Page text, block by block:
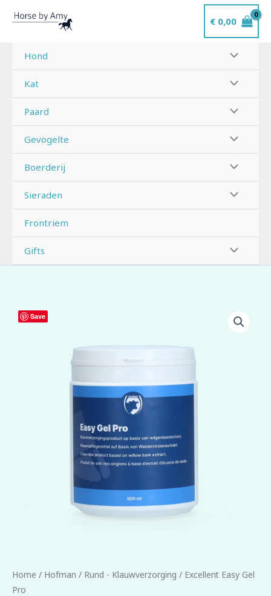
naar
inhoud
€0,00
Hond
Kat
Paard
Gevogelte
Boerderij
Sieraden
Frontriem
Gifts
Save
Home / Hofman / Rund - Klauwverzorging / Excellent Easy Gel
Pro
Excellent
Easy